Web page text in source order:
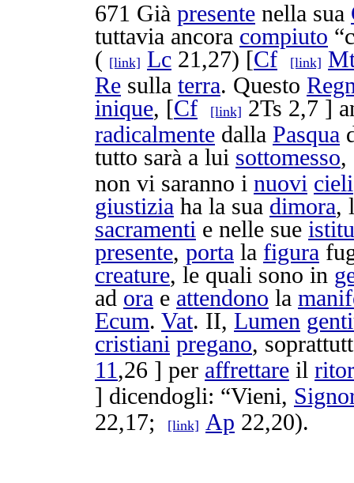
671 Già presente nella sua
tuttavia ancora compiuto
( [link] Lc 21,27) [Cf [link]
Re sulla terra. Questo
inique, [Cf [link] 2Ts 2,7 ]
radicalmente dalla Pasqua
tutto sarà a lui sottomesso,
non vi saranno i nuovi cieli
giustizia ha la sua dimora,
sacramenti e nelle sue
presente, porta la figura
creature, le quali sono in
ad ora e attendono la
Ecum. Vat. II, Lumen
cristiani pregano,
11,26 ] per affrettare il
] dicendogli: “Vieni,
22,17;
[link] Ap 22,20).